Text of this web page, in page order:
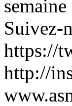
Suivez-
https://
http://